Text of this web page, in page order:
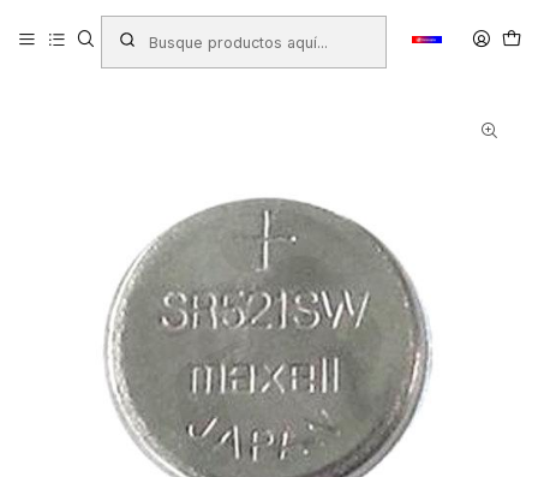
Productos ARTÍCULOS ELECTRÓNICOS Pilas/Baterias
Pilas para Reloj PILA MAXELL SR521 SW 1.55V